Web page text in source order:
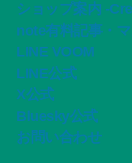
ショップ案内 -
note有料記事・
LINE VOOM
LINE公式
X公式
Bluesky公式
お問い合わせ